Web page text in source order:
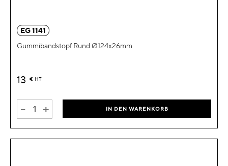
EG 1141
Gummibandstopf Rund Ø124x26mm
13 € HT
- + IN DEN WARENKORB